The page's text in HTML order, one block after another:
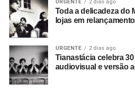
URGENTE 2 dias ago
Toda a delicadeza do
lojas em
URGENTE 2 dias ago
Tianastácia celebra
audiovisual e versão